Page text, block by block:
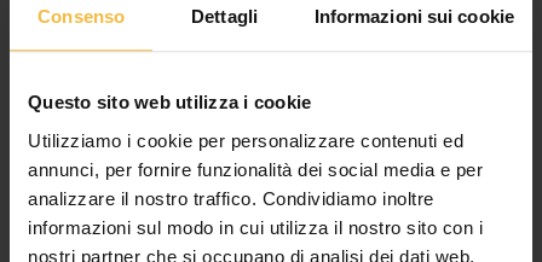
Consenso Dettagli Informazioni sui cookie
Questo sito web utilizza i cookie
Utilizziamo i cookie per personalizzare contenuti ed
annunci, per fornire funzionalità dei social media e per
analizzare il nostro traffico. Condividiamo inoltre
informazioni sul modo in cui utilizza il nostro sito con i
nostri partner che si occupano di analisi dei dati web,
Consorzio Agrario di Cremona
rinnova la sponsorizzazione con la
U.S. Cremonese per la stagione
2024-2025
la
per
stagione
2024-
2025